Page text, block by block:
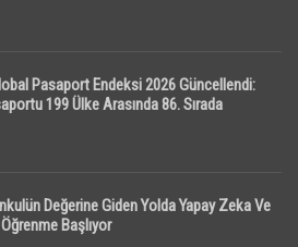
Pasaport Endeksi 2026 Güncellendi:
199 Ülke Arasında 86. Sırada
Değerine Giden Yolda Yapay Zeka Ve
Başlıyor